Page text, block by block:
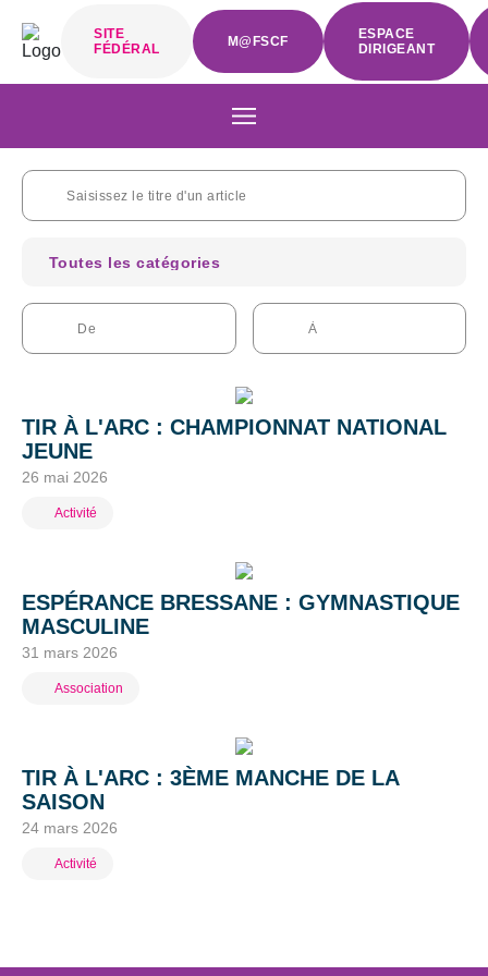
SITE
FÉDÉRAL
M@FSCF
ESPACE
DIRIGEANT
TIR À L'ARC : CHAMPIONNAT NATIONAL
JEUNE
26 mai 2026
Activité
ESPÉRANCE BRESSANE : GYMNASTIQUE
MASCULINE
31 mars 2026
Association
TIR À L'ARC : 3ÈME MANCHE DE LA
SAISON
24 mars 2026
Activité